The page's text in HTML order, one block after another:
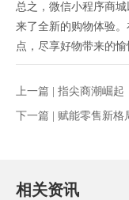
总之，微信小程序商
来了全新的购物体验
点，尽享好物带来的愉
上一篇 | 指尖商潮崛起
下一篇 | 赋能零售新格
相关资讯